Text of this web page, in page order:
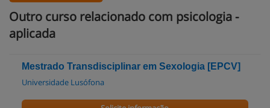
Outro curso relacionado com psicologia -
aplicada
Mestrado Transdisciplinar em Sexologia [EPCV]
Universidade Lusófona